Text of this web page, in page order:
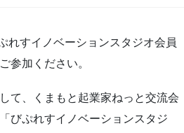
れすイノベーションスタジオ会員
参加ください。
て、くまもと起業家ねっと交流会
びぷれすイノベーションスタジ